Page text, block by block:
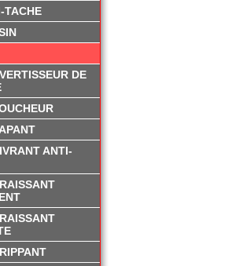
TACHE
DE
ANTI-